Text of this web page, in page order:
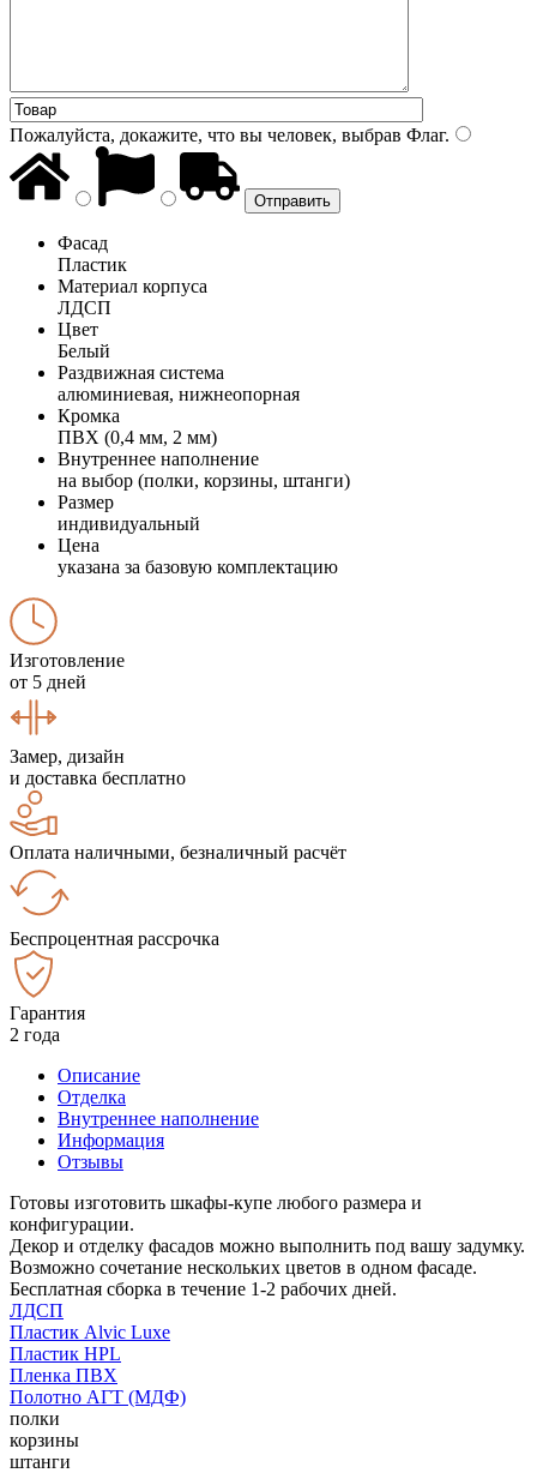
Пожалуйста, докажите, что вы человек, выбрав Флаг.
Фасад
Пластик
Материал корпуса
ЛДСП
Цвет
Белый
Раздвижная система
алюминиевая, нижнеопорная
Кромка
ПВХ (0,4 мм, 2 мм)
Внутреннее наполнение
на выбор (полки, корзины, штанги)
Размер
индивидуальный
Цена
указана за базовую комплектацию
Изготовление
от 5 дней
Замер, дизайн
и доставка бесплатно
Оплата наличными, безналичный расчёт
Беспроцентная рассрочка
Гарантия
2 года
Описание
Отделка
Внутреннее наполнение
Информация
Отзывы
Готовы изготовить шкафы-купе любого размера и
конфигурации.
Декор и отделку фасадов можно выполнить под вашу задумку.
Возможно сочетание нескольких цветов в одном фасаде.
Бесплатная сборка в течение 1-2 рабочих дней.
ЛДСП
Пластик Alvic Luxe
Пластик HPL
Пленка ПВХ
Полотно АГТ (МДФ)
полки
корзины
штанги